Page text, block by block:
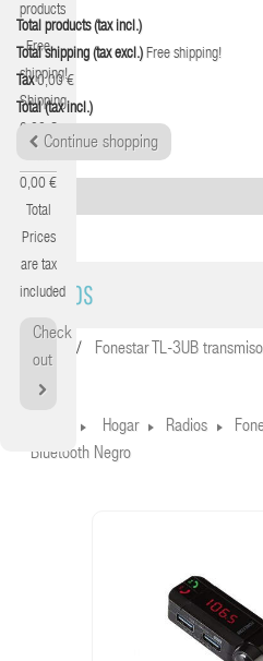
products
Free
shipping!
Shipping
0,00 €
0,00 €
Total
Prices
are tax
included
Check
out
Total products (tax incl.)
Total shipping (tax excl.) Free shipping!
Tax 0,00 €
Total (tax incl.)
Continue shopping
Category
RADIOS
Home Fonestar TL-3UB
Hogar Radios
Bluetooth Negro